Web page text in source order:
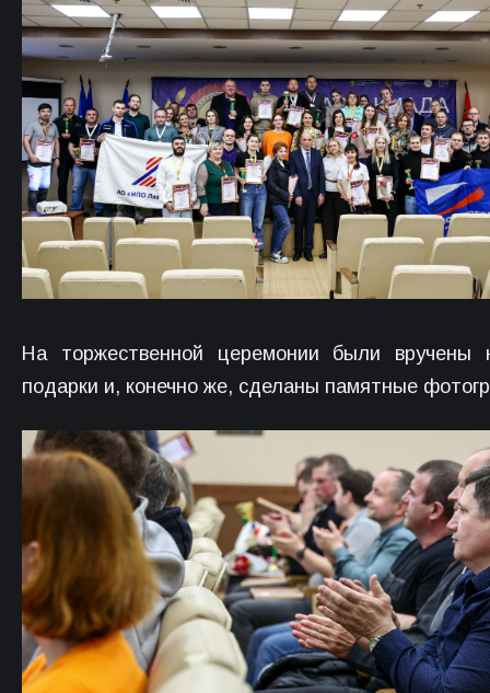
На торжественной церемонии были вручены
подарки и, конечно же, сделаны памятные